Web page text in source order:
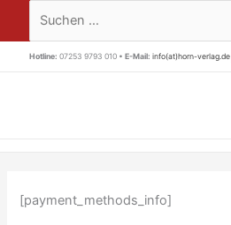
springen
Suchen …
Hotline: 07253 9793 010 • E-Mail: info(at)horn-verlag.de
[payment_methods_info]